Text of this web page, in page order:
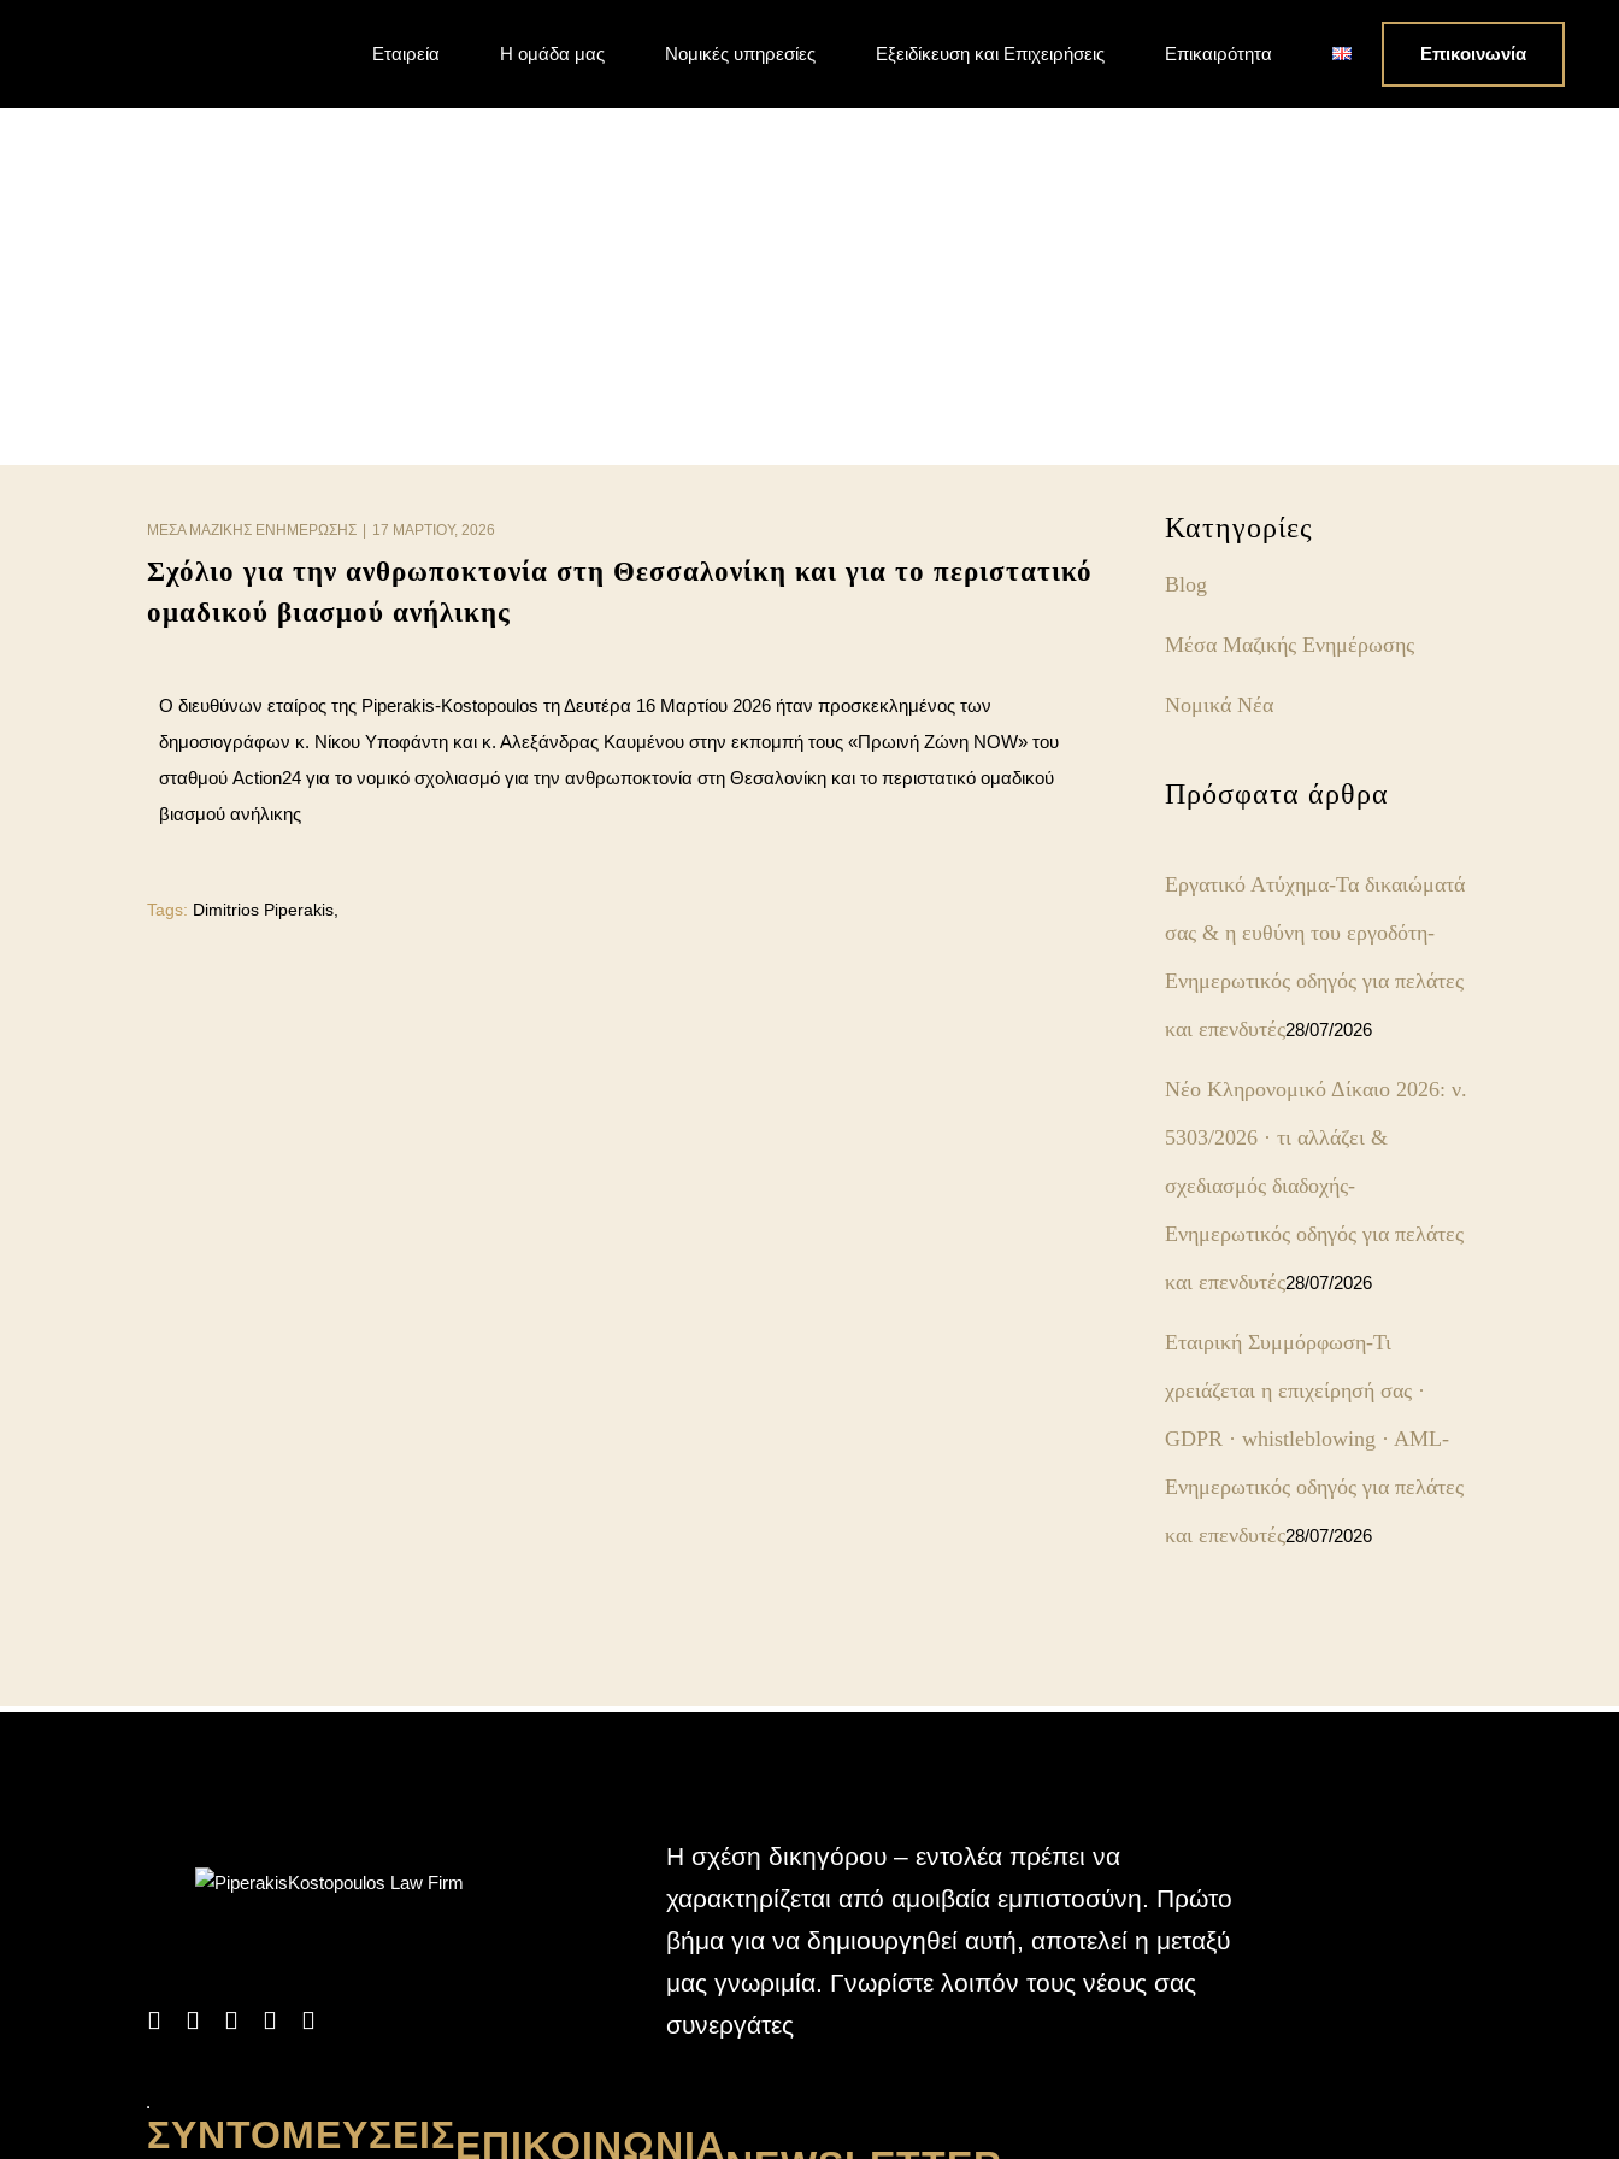
Eταιρεία Η ομάδα μας Νομικές υπηρεσίες Εξειδίκευση και Επιχειρήσεις Επικαιρότητα Επικοινωνία
ΜΈΣΑ ΜΑΖΙΚΉΣ ΕΝΗΜΈΡΩΣΗΣ 17 ΜΑΡΤΊΟΥ, 2026
Σχόλιο για την ανθρωποκτονία στη Θεσσαλονίκη και για το περιστατικό
ομαδικού βιασμού ανήλικης
Ο διευθύνων εταίρος της Piperakis-Kostopoulos τη Δευτέρα 16 Μαρτίου 2026 ήταν προσκεκλημένος των
δημοσιογράφων κ. Νίκου Υποφάντη και κ. Αλεξάνδρας Καυμένου στην εκπομπή τους «Πρωινή Ζώνη NOW» του
σταθμού Action24 για το νομικό σχολιασμό για την ανθρωποκτονία στη Θεσαλονίκη και το περιστατικό ομαδικού
βιασμού ανήλικης
Tags: Dimitrios Piperakis,
Κατηγορίες
Blog
Μέσα Μαζικής Ενημέρωσης
Νομικά Νέα
Πρόσφατα άρθρα
Εργατικό Ατύχημα-Τα δικαιώματά
σας & η ευθύνη του εργοδότη-
Ενημερωτικός οδηγός για πελάτες
και επενδυτές28/07/2026
Νέο Κληρονομικό Δίκαιο 2026: ν.
5303/2026 · τι αλλάζει &
σχεδιασμός διαδοχής-
Ενημερωτικός οδηγός για πελάτες
και επενδυτές28/07/2026
Εταιρική Συμμόρφωση-Τι
χρειάζεται η επιχείρησή σας ·
GDPR · whistleblowing · AML-
Ενημερωτικός οδηγός για πελάτες
και επενδυτές28/07/2026
Η σχέση δικηγόρου – εντολέα πρέπει να
χαρακτηρίζεται από αμοιβαία εμπιστοσύνη. Πρώτο
βήμα για να δημιουργηθεί αυτή, αποτελεί η μεταξύ
μας γνωριμία. Γνωρίστε λοιπόν τους νέους σας
συνεργάτες
ΣΥΝΤΟΜΕΎΣΕΙΣΕΠΙΚΟΙΝΩΝΊΑ